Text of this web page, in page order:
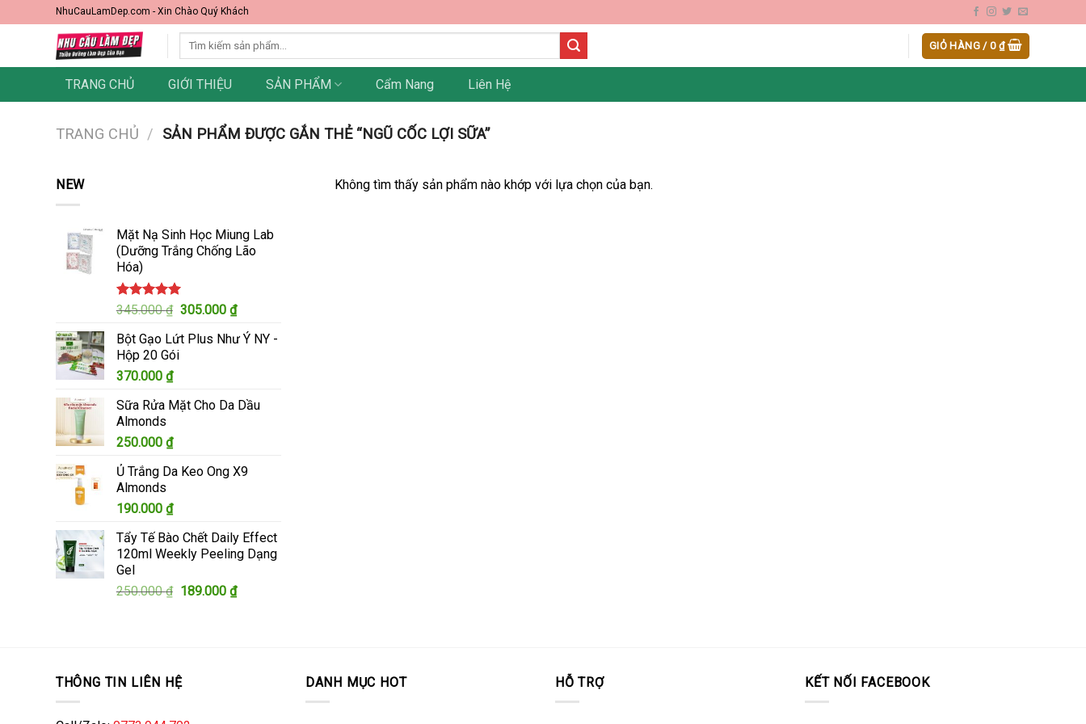
to
NhuCauLamDep.com - Xin Chào Quý Khách
Tìm
kiếm:
GIỎ HÀNG /0 ₫
TRANG CHỦ GIỚI THIỆU SẢN PHẨM Cẩm Nang Liên Hệ
TRANG CHỦ / SẢN PHẨM ĐƯỢC GẮN THẺ “NGŨ CỐC LỢI SỮA”
NEW
Mặt Nạ Sinh Học Miung Lab
(Dưỡng Trắng Chống Lão
Hóa)
Được xếp
5.00
5 sao
345.000₫ Giá
là:
345.000 ₫.
305.000 ₫Giá
tại
Bột Gạo Lứt Plus Như Ý NY -
Hộp 20 Gói
370.000 ₫
Sữa Rửa Mặt Cho Da Dầu
Almonds
250.000 ₫
Ủ Trắng Da Keo Ong X9
Almonds
190.000 ₫
Tẩy Tế Bào Chết Daily Effect
120ml Weekly Peeling Dạng
Gel
250.000₫ Giá
189.000 ₫Giá
Không tìm thấy sản phẩm nào khớp với lựa chọn của bạn.
THÔNG TIN LIÊN HỆ DANH MỤC HOT HỖ TRỢ KẾT NỐI FACEBOOK